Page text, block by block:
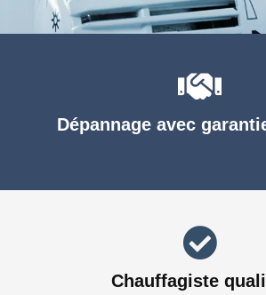
Dépannage avec
Chauffagiste